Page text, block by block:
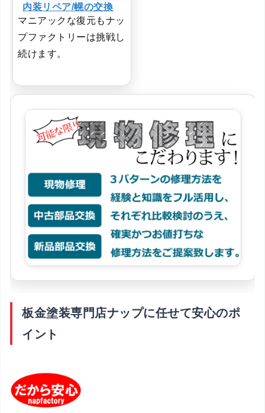
内装リペア/幌の交換
マニアックな復元もナッ
プファクトリーは挑戦し
続けます。
板金塗装専門店ナップに任せて安心のポ
イント